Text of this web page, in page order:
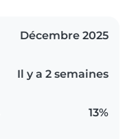
Décembre 2025
Il y a 2 semaines
13%